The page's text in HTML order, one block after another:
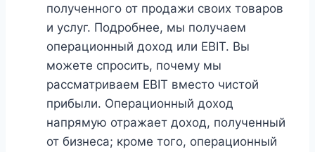
полученного от продажи своих товаров
и услуг. Подробнее, мы получаем
операционный доход или EBIT. Вы
можете спросить, почему мы
рассматриваем EBIT вместо чистой
прибыли. Операционный доход
напрямую отражает доход, полученный
от бизнеса; кроме того, операционный